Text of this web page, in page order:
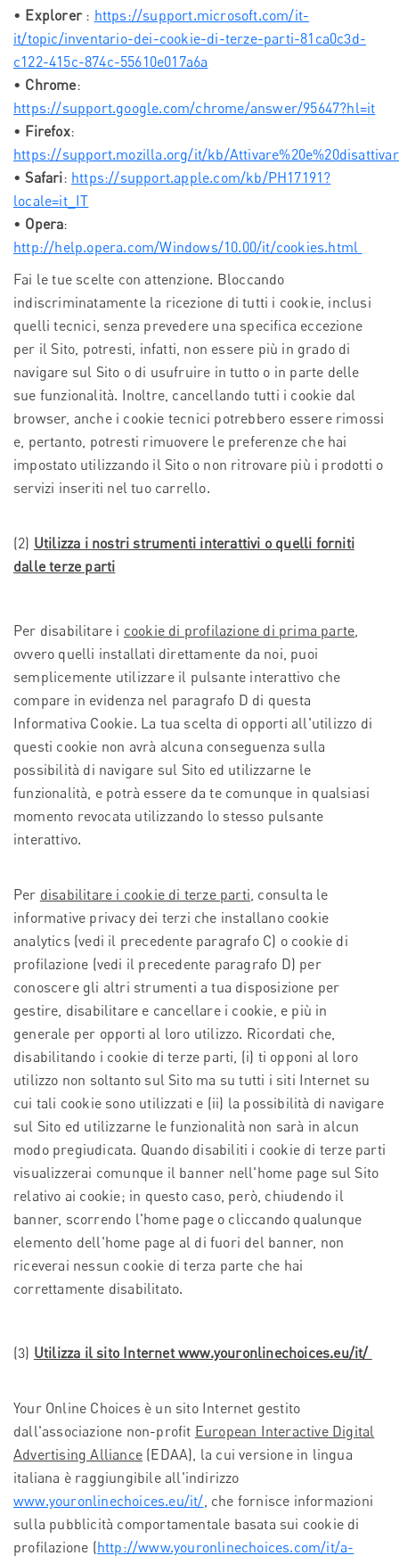
• Explorer : https://support.microsoft.com/it-
it/topic/inventario-dei-cookie-di-terze-parti-81ca0c3d-
c122-415c-874c-55610e017a6a
• Chrome:
https://support.google.com/chrome/answer/95647?hl=it
• Firefox:
https://support.mozilla.org/it/kb/
•Safari: https://support.apple.com/kb/PH17191?
locale=it_IT
• Opera:
http://help.opera.com/Windows/10.00/it/cookies.html
Fai le tue scelte con attenzione. Bloccando
indiscriminatamente la ricezione di tutti i cookie, inclusi
quelli tecnici, senza prevedere una specifica eccezione
per il Sito, potresti, infatti, non essere più in grado di
navigare sul Sito o di usufruire in tutto o in parte delle
sue funzionalità. Inoltre, cancellando tutti i cookie dal
browser, anche i cookie tecnici potrebbero essere rimossi
e, pertanto, potresti rimuovere le preferenze che hai
impostato utilizzando il Sito o non ritrovare più i prodotti o
servizi inseriti nel tuo carrello.
(2) Utilizza i nostri strumenti interattivi o quelli forniti
dalle terze parti
Per disabilitare i cookie di profilazione di prima parte,
ovvero quelli installati direttamente da noi, puoi
semplicemente utilizzare il pulsante interattivo che
compare in evidenza nel paragrafo D di questa
Informativa Cookie. La tua scelta di opporti all'utilizzo di
questi cookie non avrà alcuna conseguenza sulla
possibilità di navigare sul Sito ed utilizzarne le
funzionalità, e potrà essere da te comunque in qualsiasi
momento revocata utilizzando lo stesso pulsante
interattivo.
Per disabilitare i cookie di terze parti, consulta le
informative privacy dei terzi che installano cookie
analytics (vedi il precedente paragrafo C) o cookie di
profilazione (vedi il precedente paragrafo D) per
conoscere gli altri strumenti a tua disposizione per
gestire, disabilitare e cancellare i cookie, e più in
generale per opporti al loro utilizzo. Ricordati che,
disabilitando i cookie di terze parti, (i) ti opponi al loro
utilizzo non soltanto sul Sito ma su tutti i siti Internet su
cui tali cookie sono utilizzati e (ii) la possibilità di navigare
sul Sito ed utilizzarne le funzionalità non sarà in alcun
modo pregiudicata. Quando disabiliti i cookie di terze parti
visualizzerai comunque il banner nell'home page sul Sito
relativo ai cookie; in questo caso, però, chiudendo il
banner, scorrendo l'home page o cliccando qualunque
elemento dell'home page al di fuori del banner, non
riceverai nessun cookie di terza parte che hai
correttamente disabilitato.
(3) Utilizza il sito Internet www.youronlinechoices.eu/it/
Your Online Choices è un sito Internet gestito
dall'associazione non-profit European Interactive Digital
Advertising Alliance (EDAA), la cui versione in lingua
italiana è raggiungibile all'indirizzo
www.youronlinechoices.eu/it/, che fornisce informazioni
sulla pubblicità comportamentale basata sui cookie di
profilazione (http://www.youronlinechoices.com/it/a-